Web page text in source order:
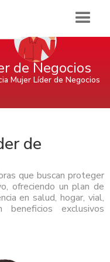
de Negocios
Mujer Líder de Negocios
de
que buscan proteger
ofreciendo un plan de
en salud, hogar, vial,
exclusivos